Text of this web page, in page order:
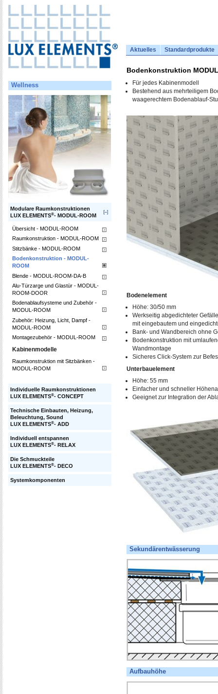
Aktuelles Standardprodukte
Wellness
Modulare Raumkonstruktionen
LUX ELEMENTS®- MODUL-ROOM
Übersicht - MODUL-ROOM
Raumkonstruktion - MODUL-ROOM
Stitzbänke - MODUL-ROOM
Bodenkonstruktion - MODUL-
ROOM
Blende - MODUL-ROOM-DA-B
Alu-Türzarge und Glastür - MODUL-
ROOM-DOOR
Bodenablaufsysteme und Zubehör -
MODUL-ROOM
Zubehör: Heizung, Licht, Dampf -
MODUL-ROOM
Montagezubehör - MODUL-ROOM
Kabinenmodelle
Raumkonstruktion mit Sitzbänken -
MODUL-ROOM
Individuelle Raumkonstruktionen
LUX ELEMENTS®- CONCEPT
Technische Einbauten, Heizung,
Beleuchtung, Sound
LUX ELEMENTS®- ADD
Individuell entspannen
LUX ELEMENTS®- RELAX
Die Schmuckteile
LUX ELEMENTS®- DECO
Systemkomponenten
Bodenkonstruktion
Für jedes Kabinenmodell
Bestehend aus mehrteiligem
waagerechtem Bodenablauf-
Bodenelement
Höhe: 30/50 mm
Werkseitig abgedichteter
mit eingebautem und
Bank- und Wandbereich ohne
Bodenkonstruktion mit
Wandmontage
Sicheres Click-System zur
Unterbauelement
Höhe: 55 mm
Einfacher und schneller
Geeignet zur Integration der
Sekundärentwässerung
Aufbauhöhe